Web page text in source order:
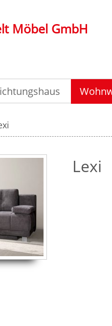
Möbel GmbH
Lexi